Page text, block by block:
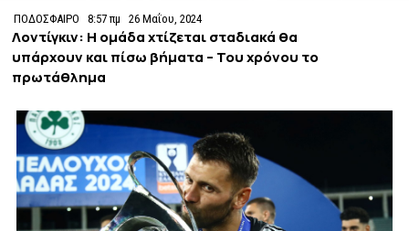
ΠΟΔΟΣΦΑΙΡΟ 8:57 πμ 26 Μαΐου, 2024
Λοντίγκιν: Η ομάδα χτίζεται σταδιακά θα
υπάρχουν και πίσω βήματα – Του χρόνου το
πρωτάθλημα